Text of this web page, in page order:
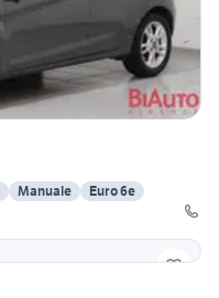
Manuale
Euro 6e